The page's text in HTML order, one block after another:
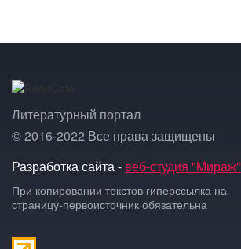
Литературный портал
© 2016-2022 Все права защищены
Разработка сайта - веб-студия "Мираж"
При копировании текстов гиперссылка на
страницу-первоисточник обязательна